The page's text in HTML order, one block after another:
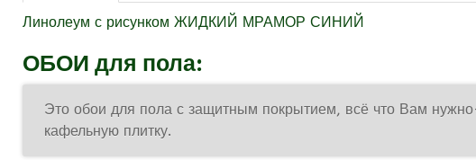
Линолеум с рисунком ЖИДКИЙ МРАМОР СИНИЙ
ОБОИ для пола:
Это обои для пола с защитным покрытием, всё что Вам
кафельную плитку.